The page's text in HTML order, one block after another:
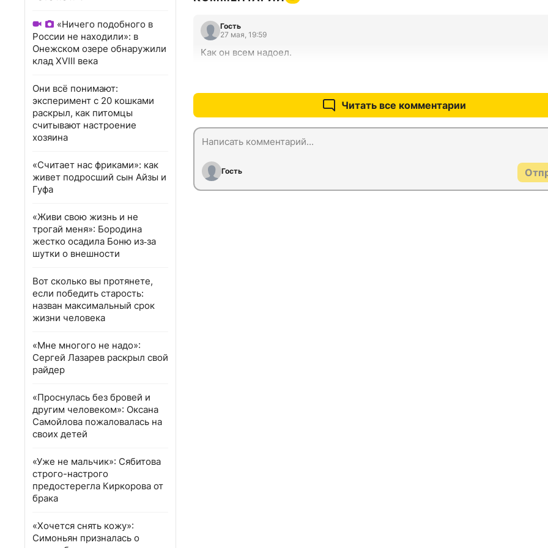
«Ничего подобного в
России не находили»: в
Онежском озере обнаружили
клад XVIII века
Они всё понимают:
эксперимент с 20 кошками
раскрыл, как питомцы
считывают настроение
хозяина
«Считает нас фриками»: как
живет подросший сын Айзы и
Гуфа
«Живи свою жизнь и не
трогай меня»: Бородина
жестко осадила Боню из‑за
шутки о внешности
Вот сколько вы протянете,
если победить старость:
назван максимальный срок
жизни человека
«Мне многого не надо»:
Сергей Лазарев раскрыл свой
райдер
«Проснулась без бровей и
другим человеком»: Оксана
Самойлова пожаловалась на
своих детей
«Уже не мальчик»: Сябитова
строго-настрого
предостерегла Киркорова от
брака
«Хочется снять кожу»:
Симоньян призналась о
Гость
27 мая, 19:59
Как он всем надоел.
Читать все комментарии
Гость